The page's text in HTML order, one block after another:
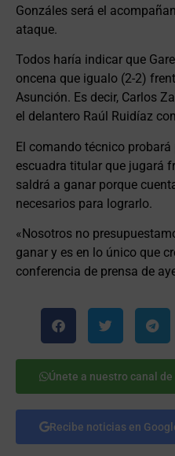
Gonzáles será el
ataque.
Todos haría indicar que
oncena que igualo (2-2)
Asunción. Es decir, Carlos
el delantero Raúl Ruidíaz
El comando técnico
escuadra titular que jugará
saldrá a ganar porque
necesarios para lograrlo.
«Nosotros no
ganar y es en lo único que
conferencia de prensa de
Únete a nuestro canal de
Recibe noticias en